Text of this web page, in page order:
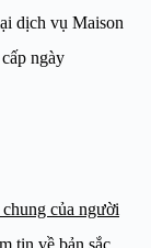
dịch vụ Maison
ngày
của người
tin về bản sắc